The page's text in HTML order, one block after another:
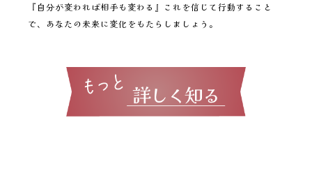
『自分が変われば相手も変わる』これを信じて行動すること
で、あなたの未来に変化をもたらしましょう。